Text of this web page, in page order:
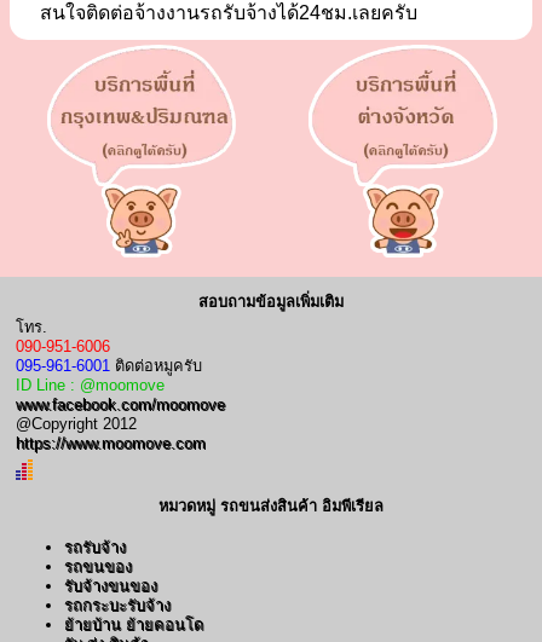
สนใจติดต่อจ้างงานรถรับจ้างได้24ชม.เลยครับ
สอบถามข้อมูลเพิ่มเติม
โทร.
090-951-6006
095-961-6001 ติดต่อหมูครับ
ID Line : @moomove
www.facebook.com/moomove
@Copyright 2012
https://www.moomove.com
หมวดหมู่ รถขนส่งสินค้า อิมพีเรียล
รถรับจ้าง
รถขนของ
รับจ้างขนของ
รถกระบะรับจ้าง
ย้ายบ้าน ย้ายคอนโด